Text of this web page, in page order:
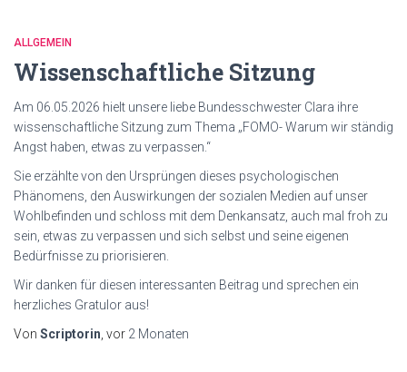
ALLGEMEIN
Wissenschaftliche Sitzung
Am 06.05.2026 hielt unsere liebe Bundesschwester Clara ihre
wissenschaftliche Sitzung zum Thema „FOMO- Warum wir ständig
Angst haben, etwas zu verpassen.“
Sie erzählte von den Ursprüngen dieses psychologischen
Phänomens, den Auswirkungen der sozialen Medien auf unser
Wohlbefinden und schloss mit dem Denkansatz, auch mal froh zu
sein, etwas zu verpassen und sich selbst und seine eigenen
Bedürfnisse zu priorisieren.
Wir danken für diesen interessanten Beitrag und sprechen ein
herzliches Gratulor aus!
Von Scriptorin , vor 2 Monaten